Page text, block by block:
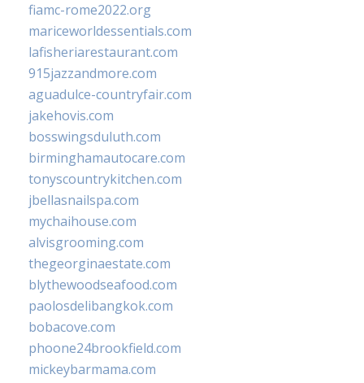
fiamc-rome2022.org
mariceworldessentials.com
lafisheriarestaurant.com
915jazzandmore.com
aguadulce-countryfair.com
jakehovis.com
bosswingsduluth.com
birminghamautocare.com
tonyscountrykitchen.com
jbellasnailspa.com
mychaihouse.com
alvisgrooming.com
thegeorginaestate.com
blythewoodseafood.com
paolosdelibangkok.com
bobacove.com
phoone24brookfield.com
mickeybarmama.com